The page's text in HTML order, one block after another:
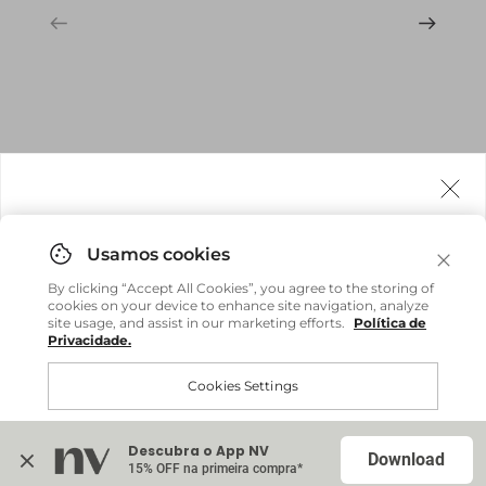
Descubra o App NV
15% OFF na primeira compra* Download
em sua casa, não importa onde você estiver.
Comprar no site internacional
Internacional
By clicking “Accept All Cookies”, you agree to the storing of
cookies on your device to enhance site navigation, analyze
site usage, and assist in our marketing efforts.
Política de
Privacidade.
Cookies Settings
Accept All Cookies